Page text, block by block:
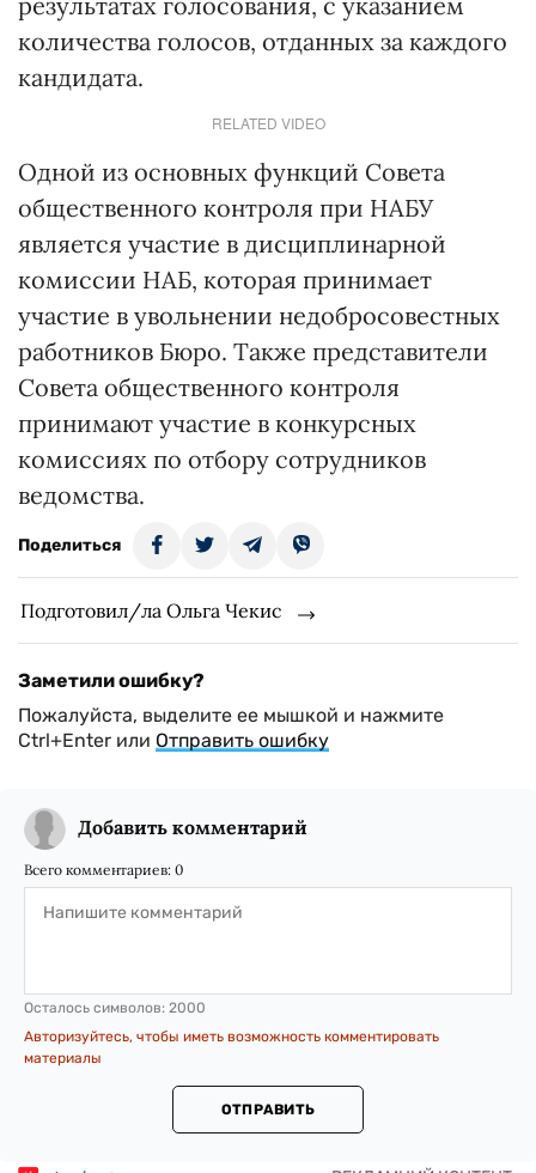
количества голосов, отданных за каждого
кандидата.
RELATED VIDEO
Одной из основных функций Совета
общественного контроля при НАБУ
является участие в дисциплинарной
комиссии НАБ, которая принимает
участие в увольнении недобросовестных
работников Бюро. Также представители
Совета общественного контроля
принимают участие в конкурсных
комиссиях по отбору сотрудников
ведомства.
Поделиться
Подготовил/ла Ольга Чекис
Заметили ошибку?
Пожалуйста, выделите ее мышкой и нажмите
Ctrl+Enter или Отправить ошибку
Добавить комментарий
Всего комментариев: 0
Осталось символов: 2000
Авторизуйтесь, чтобы иметь возможность комментировать
материалы
ОТПРАВИТЬ